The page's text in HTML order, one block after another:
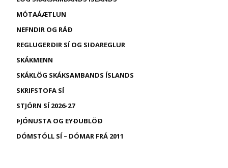
MÓTAÁÆTLUN
NEFNDIR OG RÁÐ
REGLUGERÐIR SÍ OG SIÐAREGLUR
SKÁKMENN
SKÁKLÖG SKÁKSAMBANDS ÍSLANDS
SKRIFSTOFA SÍ
STJÓRN SÍ 2026-27
ÞJÓNUSTA OG EYÐUBLÖÐ
DÓMSTÓLL SÍ – DÓMAR FRÁ 2011